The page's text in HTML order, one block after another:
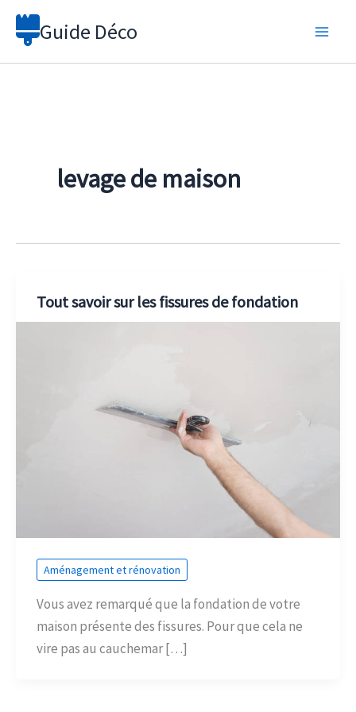
Aller
Guide Déco
levage de maison
Tout savoir sur les fissures de fondation
Aménagement et rénovation
Vous avez remarqué que la fondation de votre
maison présente des fissures. Pour que cela ne
vire pas au cauchemar […]